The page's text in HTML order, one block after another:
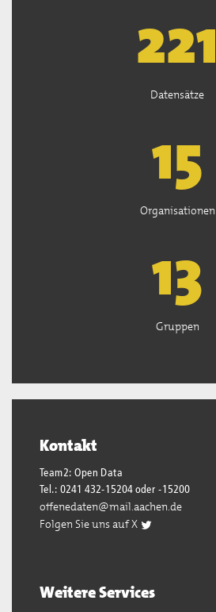
222
Datensätze
15
Organisationen
13
Gruppen
Kontakt
Team2: Open Data
Tel.: 0241 432-15204 oder -15200
offenedaten@mail.aachen.de
Folgen Sie uns auf X
Weitere Services